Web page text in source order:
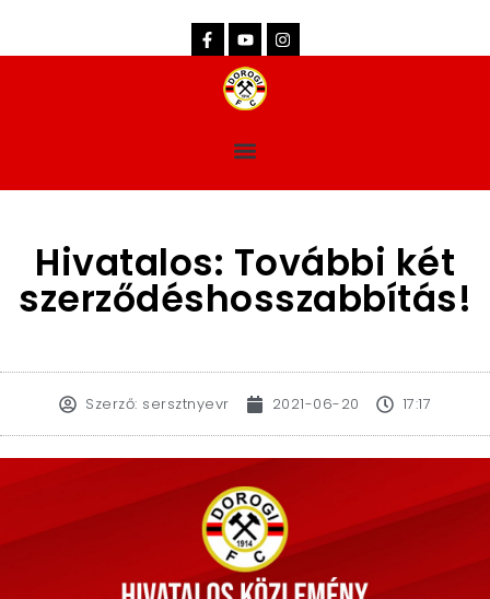
Hivatalos: További két
szerződéshosszabbítás!
Szerző: sersztnyevr 2021-06-20 17:17